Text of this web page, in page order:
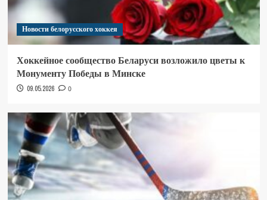
Новости белорусского хоккея
Хоккейное сообщество Беларуси возложило цветы к
Монументу Победы в Минске
09.05.2026 0